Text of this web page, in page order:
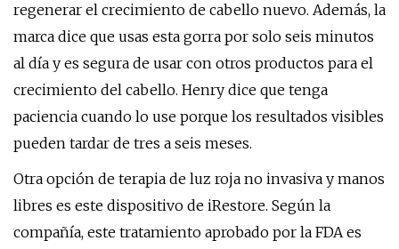
regenerar el crecimiento de cabello nuevo. Además, la
marca dice que usas esta gorra por solo seis minutos
al día y es segura de usar con otros productos para el
crecimiento del cabello. Henry dice que tenga
paciencia cuando lo use porque los resultados visibles
pueden tardar de tres a seis meses.
Otra opción de terapia de luz roja no invasiva y manos
libres es este dispositivo de iRestore. Según la
compañía, este tratamiento aprobado por la FDA es